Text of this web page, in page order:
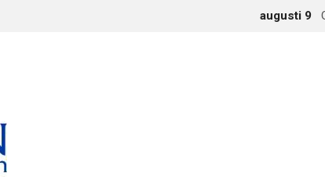
augusti 9